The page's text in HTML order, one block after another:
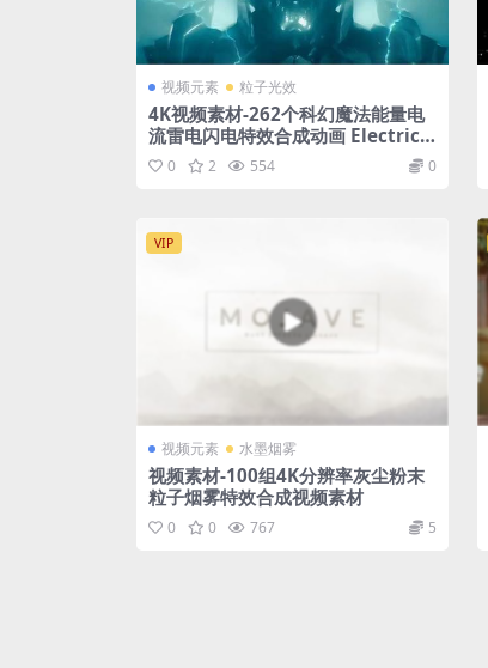
视频元素 粒子光效
4K视频素材-262个科幻魔法能量电
流雷电闪电特效合成动画 Electric P
ack
0 2 554 0
VIP
视频元素 水墨烟雾
视频素材-100组4K分辨率灰尘粉末
粒子烟雾特效合成视频素材
0 0 767 5